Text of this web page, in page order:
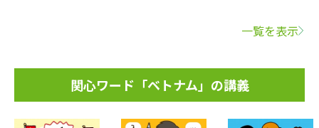
一覧を表示
関心ワード「ベトナム」の講義